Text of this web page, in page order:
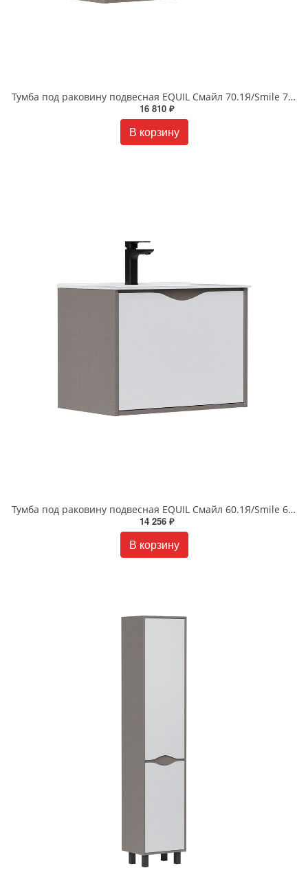
Тумба под раковину подвесная EQUIL Смайл 70.1Я/Smile 70.1Y tpSMILE70.1Y-04 белая/лен антрацит
16 810 ₽
В корзину
Тумба под раковину подвесная EQUIL Смайл 60.1Я/Smile 60.1Y tpSMILE60.1Y-04 белая/лен антрацит
14 256 ₽
В корзину